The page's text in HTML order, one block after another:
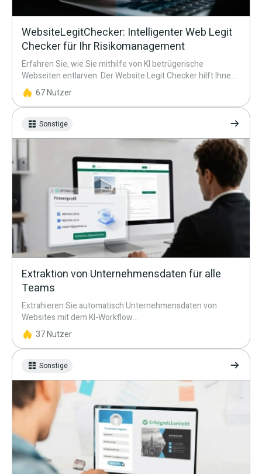
WebsiteLegitChecker: Intelligenter Web Legit
Checker für Ihr Risikomanagement
Erfahren Sie, wie Sie mithilfe von KI betrügerische
Webseiten entlarven. Der Website Legit Checker hilft Ihnen
dabei, die Sicherheit von Seiten schnell und präzise zu
verifizieren.
67 Nutzer
Sonstige
Extraktion von Unternehmensdaten für alle
Teams
Extrahieren Sie automatisch Unternehmensdaten von
Websites mit dem KI-Workflow
„extractCompanyInfoFromURL“. Optimieren Sie so Ihre
Datenverarbeitung und fundieren Sie Ihre
Entscheidungsfindung.
37 Nutzer
Sonstige